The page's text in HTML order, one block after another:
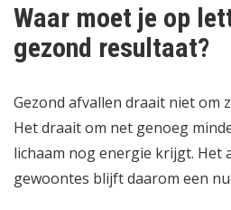
Waar moet je op
gezond resultaat?
Gezond afvallen draait niet om
Het draait om net genoeg
lichaam nog energie krijgt. Het
gewoontes blijft daarom een